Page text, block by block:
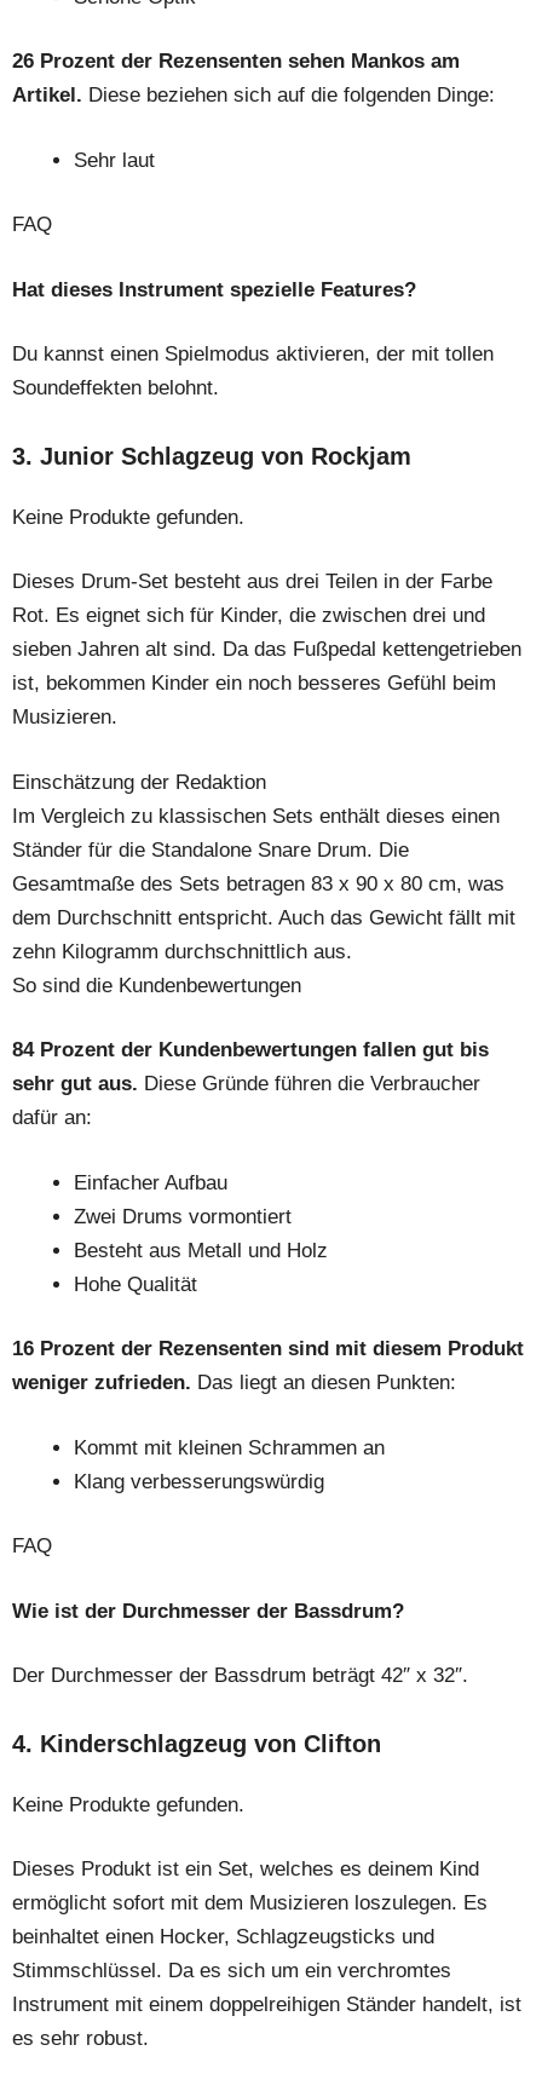
26 Prozent der Rezensenten sehen Mankos am
Artikel. Diese beziehen sich auf die folgenden Dinge:
Sehr laut
FAQ
Hat dieses Instrument spezielle Features?
Du kannst einen Spielmodus aktivieren, der mit tollen
Soundeffekten belohnt.
3. Junior Schlagzeug von Rockjam
Keine Produkte gefunden.
Dieses Drum-Set besteht aus drei Teilen in der Farbe
Rot. Es eignet sich für Kinder, die zwischen drei und
sieben Jahren alt sind. Da das Fußpedal kettengetrieben
ist, bekommen Kinder ein noch besseres Gefühl beim
Musizieren.
Einschätzung der Redaktion
Im Vergleich zu klassischen Sets enthält dieses einen
Ständer für die Standalone Snare Drum. Die
Gesamtmaße des Sets betragen 83 x 90 x 80 cm, was
dem Durchschnitt entspricht. Auch das Gewicht fällt mit
zehn Kilogramm durchschnittlich aus.
So sind die Kundenbewertungen
84 Prozent der Kundenbewertungen fallen gut bis
sehr gut aus. Diese Gründe führen die Verbraucher
dafür an:
Einfacher Aufbau
Zwei Drums vormontiert
Besteht aus Metall und Holz
Hohe Qualität
16 Prozent der Rezensenten sind mit diesem Produkt
weniger zufrieden. Das liegt an diesen Punkten:
Kommt mit kleinen Schrammen an
Klang verbesserungswürdig
FAQ
Wie ist der Durchmesser der Bassdrum?
Der Durchmesser der Bassdrum beträgt 42″ x 32″.
4. Kinderschlagzeug von Clifton
Keine Produkte gefunden.
Dieses Produkt ist ein Set, welches es deinem Kind
ermöglicht sofort mit dem Musizieren loszulegen. Es
beinhaltet einen Hocker, Schlagzeugsticks und
Stimmschlüssel. Da es sich um ein verchromtes
Instrument mit einem doppelreihigen Ständer handelt, ist
es sehr robust.